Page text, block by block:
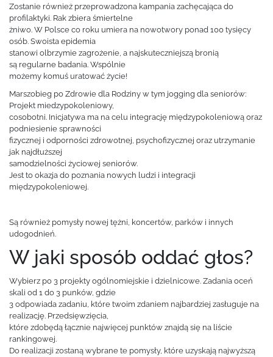
Zostanie również przeprowadzona kampania zachęcająca do
profilaktyki. Rak zbiera śmiertelne
żniwo. W Polsce co roku umiera na nowotwory ponad 100 tysięcy
osób. Swoista epidemia
stanowi olbrzymie zagrożenie, a najskuteczniejszą bronią
są regularne badania. Wspólnie
możemy komuś uratować życie!
Marszobieg po Zdrowie dla Rodziny w tym jogging dla seniorów:
Projekt miedzypokoleniowy,
cosobotni. Inicjatywa ma na celu integrację międzypokoleniową oraz
podniesienie sprawności
fizycznej i odporności zdrowotnej, psychofizycznej oraz utrzymanie
jak najdłuższej
samodzielności życiowej seniorów.
Jest to okazja do poznania nowych ludzi i integracji
międzypokoleniowej.
Są również pomysły nowej tężni, koncertów, parków i innych
udogodnień.
W jaki sposób oddać głos?
Wybierz po 3 projekty ogólnomiejskie i dzielnicowe. Zadania oceń
skali od 1 do 3 punków, gdzie
3 odpowiada zadaniu, które twoim zdaniem najbardziej zasługuje na
realizację. Przedsięwzięcia,
które zdobędą łącznie najwięcej punktów znajdą się na liście
rankingowej.
Do realizacji zostaną wybrane te pomysły, które uzyskają najwyższą